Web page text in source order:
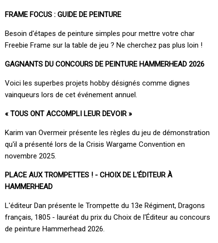
FRAME FOCUS : GUIDE DE PEINTURE
Besoin d'étapes de peinture simples pour mettre votre char
Freebie Frame sur la table de jeu ? Ne cherchez pas plus loin !
GAGNANTS DU CONCOURS DE PEINTURE HAMMERHEAD 2026
Voici les superbes projets hobby désignés comme dignes
vainqueurs lors de cet événement annuel.
« TOUS ONT ACCOMPLI LEUR DEVOIR »
Karim van Overmeir présente les règles du jeu de démonstration
qu'il a présenté lors de la Crisis Wargame Convention en
novembre 2025.
PLACE AUX TROMPETTES ! - CHOIX DE L'ÉDITEUR À
HAMMERHEAD
L'éditeur Dan présente le Trompette du 13e Régiment, Dragons
français, 1805 - lauréat du prix du Choix de l'Éditeur au concours
de peinture Hammerhead 2026.